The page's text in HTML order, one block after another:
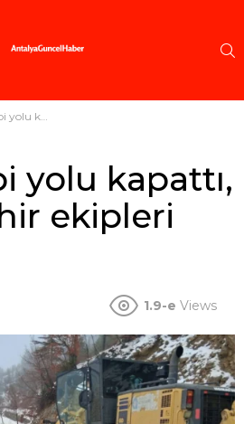
ekipleri seferber
yolu kapattı,
ekipleri
1.9-e Views